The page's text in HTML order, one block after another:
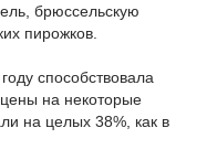
брюссельскую
пирожков.
способствовала
на некоторые
на целых 38%, как в